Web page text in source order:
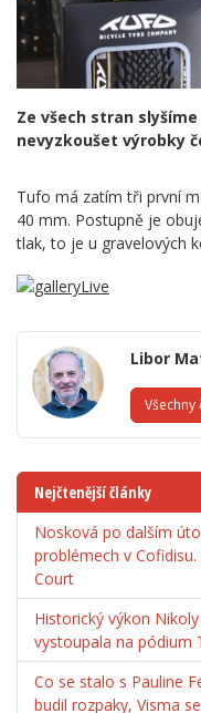
Ze všech stran
nevyzkoušet výrobky
Tufo má zatím tři první
40 mm. Postupně je
tlak, to je u gravelových
Libor
Všechny
Nejčtenější články
Nosková po dalším
problémech v
Court
Historický výkon
vystoupala na pódium
Co se stalo s Pauline
budil rozpaky, Visma